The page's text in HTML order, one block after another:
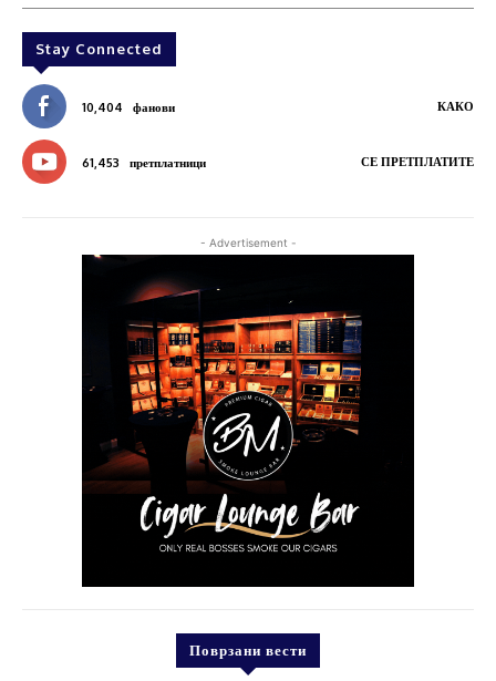
Stay Connected
10,404 фанови КАКО
61,453 претплатници СЕ ПРЕТПЛАТИТЕ
- Advertisement -
Поврзани вести